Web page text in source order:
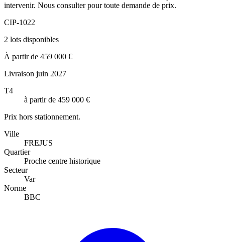
intervenir. Nous consulter pour toute demande de prix.
CIP-1022
2 lots disponibles
À partir de 459 000 €
Livraison juin 2027
T4
à partir de 459 000 €
Prix hors stationnement.
Ville
FREJUS
Quartier
Proche centre historique
Secteur
Var
Norme
BBC